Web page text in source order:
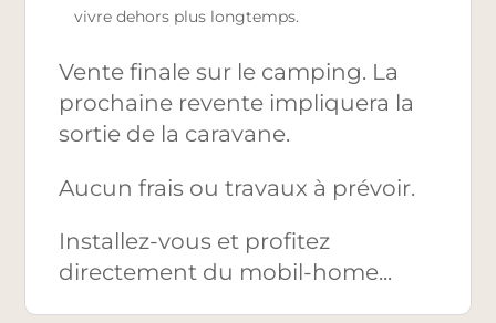
vivre dehors plus longtemps.
Vente finale sur le camping. La
prochaine revente impliquera la
sortie de la caravane.
Aucun frais ou travaux à prévoir.
Installez-vous et profitez
directement du mobil-home...